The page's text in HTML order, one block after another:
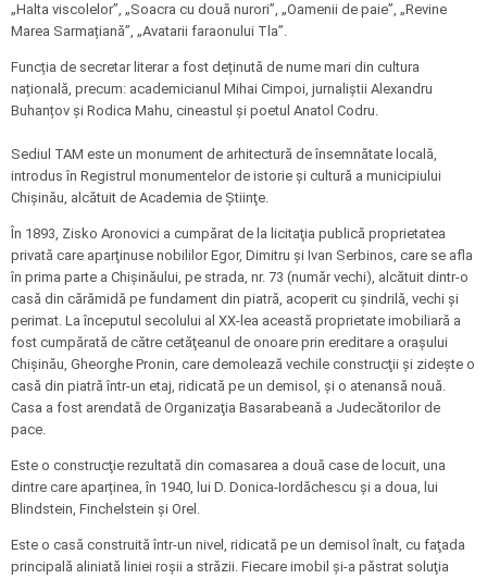
„Halta viscolelor”, „Soacra cu două nurori”, „Oamenii de paie”, „Revine
Marea Sarmațiană”, „Avatarii faraonului Tla”.
Funcția de secretar literar a fost deținută de nume mari din cultura
națională, precum: academicianul Mihai Cimpoi, jurnaliștii Alexandru
Buhanțov și Rodica Mahu, cineastul și poetul Anatol Codru.
Sediul TAM este un monument de arhitectură de însemnătate locală,
introdus în Registrul monumentelor de istorie şi cultură a municipiului
Chişinău, alcătuit de Academia de Ştiinţe.
În 1893, Zisko Aronovici a cumpărat de la licitaţia publică proprietatea
privată care aparţinuse nobililor Egor, Dimitru şi Ivan Serbinos, care se afla
în prima parte a Chişinăului, pe strada, nr. 73 (număr vechi), alcătuit dintr-o
casă din cărămidă pe fundament din piatră, acoperit cu şindrilă, vechi şi
perimat. La începutul secolului al XX-lea această proprietate imobiliară a
fost cumpărată de către cetăţeanul de onoare prin ereditare a oraşului
Chişinău, Gheorghe Pronin, care demolează vechile construcţii şi zidește o
casă din piatră într-un etaj, ridicată pe un demisol, şi o atenansă nouă.
Casa a fost arendată de Organizaţia Basarabeană a Judecătorilor de
pace.
Este o construcţie rezultată din comasarea a două case de locuit, una
dintre care aparținea, în 1940, lui D. Donica-Iordăchescu şi a doua, lui
Blindstein, Finchelstein şi Orel.
Este o casă construită într-un nivel, ridicată pe un demisol înalt, cu faţada
principală aliniată liniei roşii a străzii. Fiecare imobil şi-a păstrat soluţia